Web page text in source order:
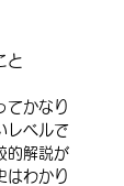
と
てかなり
レベルで
的解説が
はわかり